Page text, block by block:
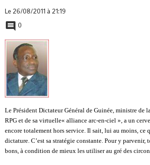
Le 26/08/2011 à 21:19
0
Le Président Dictateur Général de Guinée, ministre de
RPG et de sa virtuelle« alliance arc-en-ciel », a un
encore totalement hors service. Il sait, lui au moins, ce
dictature. C’est sa stratégie constante. Pour y parvenir,
bons, à condition de mieux les utiliser au gré des